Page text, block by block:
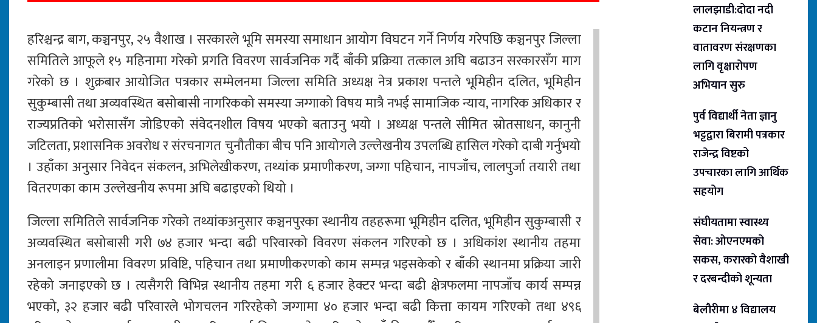
हरिश्चन्द्र बाग, कञ्चनपुर, २५ वैशाख । सरकारले भूमि समस्या समाधान आयोग विघटन गर्ने निर्णय गरेपछि कञ्चनपुर जिल्ला
समितिले आफूले १५ महिनामा गरेको प्रगति विवरण सार्वजनिक गर्दै बाँकी प्रक्रिया तत्काल अघि बढाउन सरकारसँग माग
गरेको छ । शुक्रबार आयोजित पत्रकार सम्मेलनमा जिल्ला समिति अध्यक्ष नेत्र प्रकाश पन्तले भूमिहीन दलित, भूमिहीन
सुकुम्बासी तथा अव्यवस्थित बसोबासी नागरिकको समस्या जग्गाको विषय मात्रै नभई सामाजिक न्याय, नागरिक अधिकार र
राज्यप्रतिको भरोसासँग जोडिएको संवेदनशील विषय भएको बताउनु भयो । अध्यक्ष पन्तले सीमित स्रोतसाधन, कानुनी
जटिलता, प्रशासनिक अवरोध र संरचनागत चुनौतीका बीच पनि आयोगले उल्लेखनीय उपलब्धि हासिल गरेको दाबी गर्नुभयो
। उहाँका अनुसार निवेदन संकलन, अभिलेखीकरण, तथ्यांक प्रमाणीकरण, जग्गा पहिचान, नापजाँच, लालपुर्जा तयारी तथा
वितरणका काम उल्लेखनीय रूपमा अघि बढाइएको थियो ।
जिल्ला समितिले सार्वजनिक गरेको तथ्यांकअनुसार कञ्चनपुरका स्थानीय तहहरूमा भूमिहीन दलित, भूमिहीन सुकुम्बासी र
अव्यवस्थित बसोबासी गरी ७४ हजार भन्दा बढी परिवारको विवरण संकलन गरिएको छ । अधिकांश स्थानीय तहमा
अनलाइन प्रणालीमा विवरण प्रविष्टि, पहिचान तथा प्रमाणीकरणको काम सम्पन्न भइसकेको र बाँकी स्थानमा प्रक्रिया जारी
रहेको जनाइएको छ । त्यसैगरी विभिन्न स्थानीय तहमा गरी ६ हजार हेक्टर भन्दा बढी क्षेत्रफलमा नापजाँच कार्य सम्पन्न
भएको, ३२ हजार बढी परिवारले भोगचलन गरिरहेको जग्गामा ४० हजार भन्दा बढी कित्ता कायम गरिएको तथा ४९६
लालझाडी:दोदा नदी
कटान नियन्त्रण र
वातावरण संरक्षणका
लागि वृक्षारोपण
अभियान सुरु
पुर्व विद्यार्थी नेता ज्ञानु
भट्टद्वारा बिरामी पत्रकार
राजेन्द्र विष्टको
उपचारका लागि आर्थिक
सहयोग
संघीयतामा स्वास्थ्य
सेवा: ओएनएमको
सकस, करारको वैशाखी
र दरबन्दीको शून्यता
बेलौरीमा ४ विद्यालय